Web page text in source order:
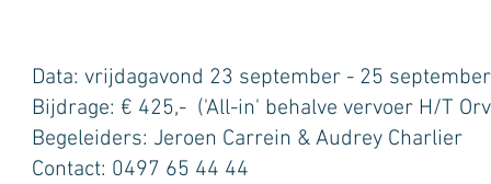
Data: vrijdagavond 23 september - 25
Bijdrage: € 425,- ('All-in' behalve vervoer H/T
Begeleiders: Jeroen Carrein & Audrey Charlier
Contact: 0497 65 44 44